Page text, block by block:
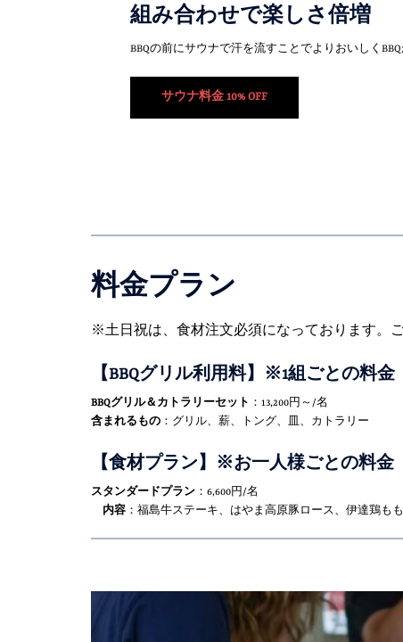
組み合わせで楽しさ倍増
BBQの前にサウナで汗を流すことでよりおいしくBBQ
サウナ料金 10% OFF
料金プラン
※土日祝は、食材注文必須になっております。ご
【BBQグリル利用料】※1組ごとの料金
BBQグリル＆カトラリーセット ：13,200円～/名
含まれるもの ：グリル、薪、トング、皿、カトラリー
【食材プラン】※お一人様ごとの料金
スタンダードプラン ：6,600円/名
内容 ：福島牛ステーキ、はやま高原豚ロース、伊達鶏も